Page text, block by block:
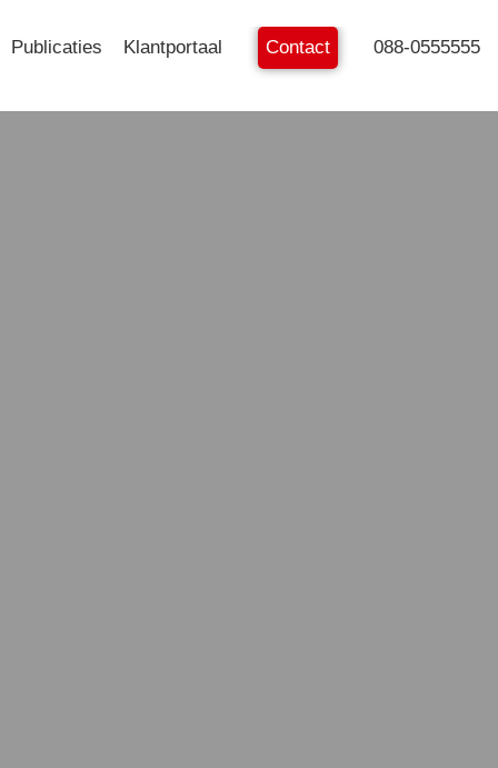
Publicaties Klantportaal Contact 088-0555555